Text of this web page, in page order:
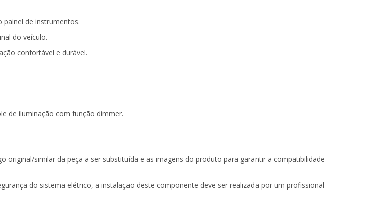
painel de instrumentos.
do veículo.
confortável e durável.
de iluminação com função dimmer.
original/similar da peça a ser substituída e as imagens do produto para garantir a compatibilidade
do sistema elétrico, a instalação deste componente deve ser realizada por um profissional